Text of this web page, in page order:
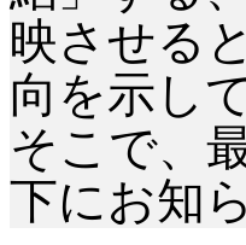
映させる
向を示し
そこで、
下にお知